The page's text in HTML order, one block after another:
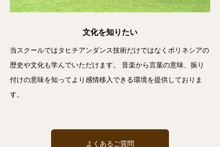
文化を知りたい
当スクールではタヒチアンダンス技術だけではなくポリネシアの
歴史や文化も学んでいただけます。 音楽から言葉の意味、振り
付けの意味を知ってより感情移入できる環境を提供しておりま
す。
よくあるご質問